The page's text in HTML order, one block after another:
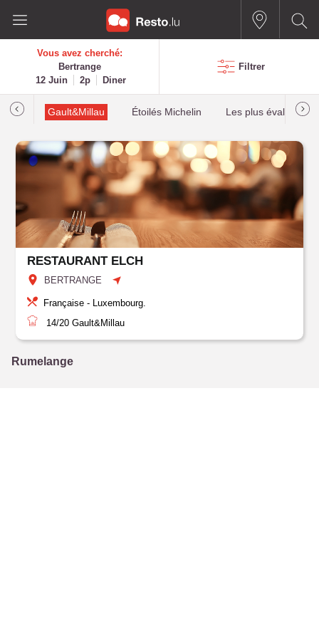
Vous avez cherché:
Bertrange
12 Juin
2p Diner
Filtrer
Gault&Millau Étoilés Michelin Les plus évalués
RESTAURANT ELCH
BERTRANGE
Française - Luxembourg.
14/20 Gault&Millau
Rumelange